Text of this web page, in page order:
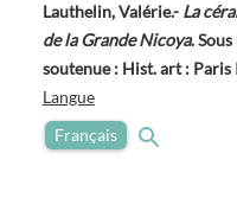
Lauthelin, Valérie.- La
de la Grande Nicoya.
soutenue : Hist. art : Paris
Langue
Français